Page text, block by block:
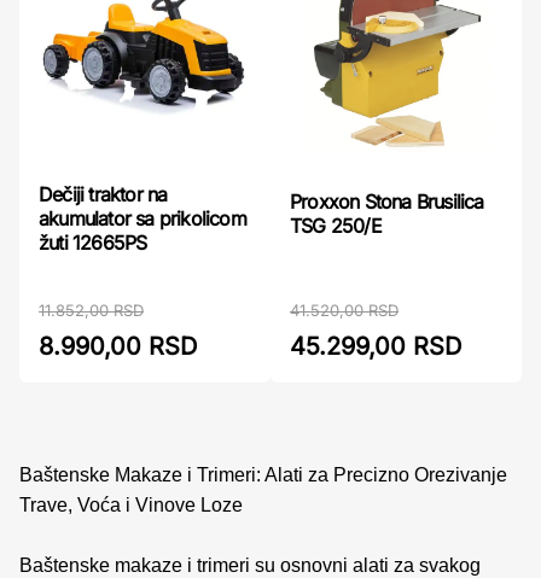
Dečiji traktor na
akumulator sa prikolicom
žuti 12665PS
11.852,00 RSD
8.990,00 RSD
Proxxon Stona Brusilica
TSG 250/E
41.520,00 RSD
45.299,00 RSD
Baštenske Makaze i Trimeri: Alati za Precizno Orezivanje
Trave, Voća i Vinove Loze
Baštenske makaze i trimeri su osnovni alati za svakog